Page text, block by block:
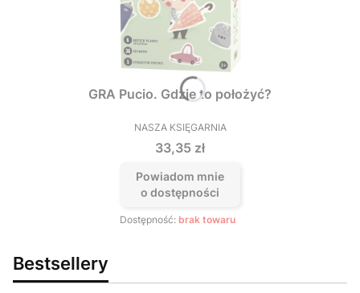
GRA Pucio. Gdzie to położyć?
PRODUCENT
NASZA KSIĘGARNIA
Cena
33,35 zł
Powiadom mnie
o dostępności
Dostępność: brak towaru
Bestsellery